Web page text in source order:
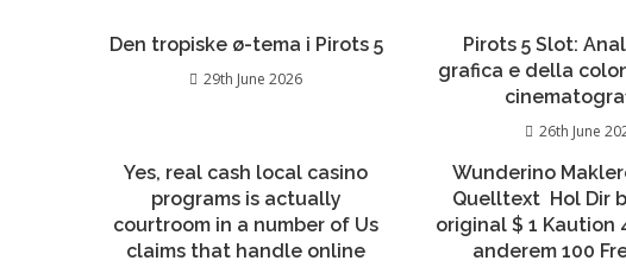
Den tropiske ø-tema i Pirots 5
29th June 2026
Pirots 5 Slot:
grafica e della
26th June
Yes, real cash local casino
programs is actually
courtroom in a number of Us
claims that handle online
Wunderino
Quelltext ️ Hol Dir
original $ 1 Kaution
anderem 100